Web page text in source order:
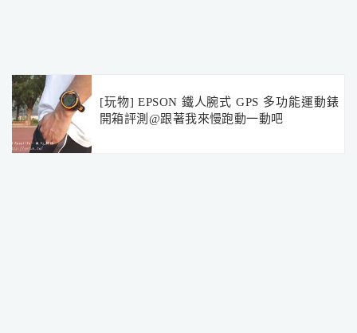
[玩物] EPSON 鐵人腕式 GPS 多功能運動錶
開箱評測@跟著我來慢跑動一動吧